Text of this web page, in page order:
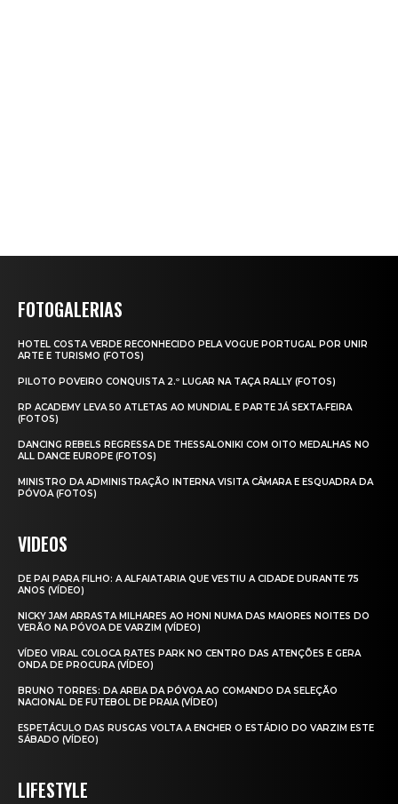
FOTOGALERIAS
HOTEL COSTA VERDE RECONHECIDO PELA VOGUE PORTUGAL POR UNIR
ARTE E TURISMO (FOTOS)
PILOTO POVEIRO CONQUISTA 2.º LUGAR NA TAÇA RALLY (FOTOS)
RP ACADEMY LEVA 50 ATLETAS AO MUNDIAL E PARTE JÁ SEXTA‑FEIRA
(FOTOS)
DANCING REBELS REGRESSA DE THESSALONIKI COM OITO MEDALHAS NO
ALL DANCE EUROPE (FOTOS)
MINISTRO DA ADMINISTRAÇÃO INTERNA VISITA CÂMARA E ESQUADRA DA
PÓVOA (FOTOS)
VIDEOS
DE PAI PARA FILHO: A ALFAIATARIA QUE VESTIU A CIDADE DURANTE 75
ANOS (VÍDEO)
NICKY JAM ARRASTA MILHARES AO HONI NUMA DAS MAIORES NOITES DO
VERÃO NA PÓVOA DE VARZIM (VÍDEO)
VÍDEO VIRAL COLOCA RATES PARK NO CENTRO DAS ATENÇÕES E GERA
ONDA DE PROCURA (VÍDEO)
BRUNO TORRES: DA AREIA DA PÓVOA AO COMANDO DA SELEÇÃO
NACIONAL DE FUTEBOL DE PRAIA (VÍDEO)
ESPETÁCULO DAS RUSGAS VOLTA A ENCHER O ESTÁDIO DO VARZIM ESTE
SÁBADO (VÍDEO)
LIFESTYLE